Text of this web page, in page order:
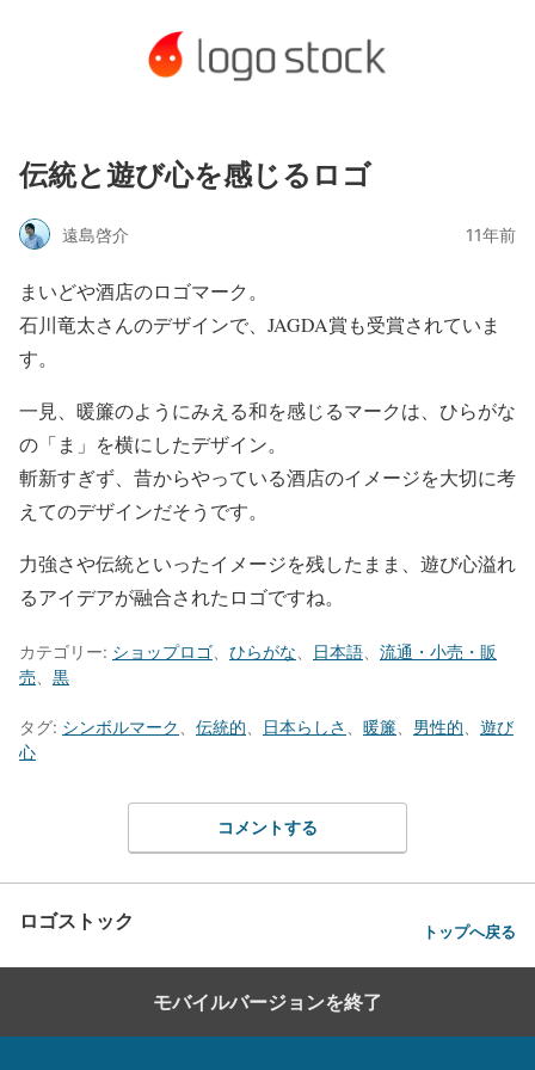
伝統と遊び心を感じるロゴ
遠島啓介 11年前
まいどや酒店のロゴマーク。
石川竜太さんのデザインで、JAGDA賞も受賞されていま
す。
一見、暖簾のようにみえる和を感じるマークは、ひらがな
の「ま」を横にしたデザイン。
斬新すぎず、昔からやっている酒店のイメージを大切に考
えてのデザインだそうです。
力強さや伝統といったイメージを残したまま、遊び心溢れ
るアイデアが融合されたロゴですね。
カテゴリー: ショップロゴ ひらがな 日本語
流通・小売・販
売
黒
タグ: シンボルマーク 伝統的 日本らしさ 暖簾 男性的
遊び
心
コメントする
ロゴストック トップへ戻る
モバイルバージョンを終了